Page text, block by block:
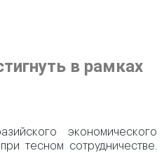
в рамках
экономического
тесном сотрудничестве.